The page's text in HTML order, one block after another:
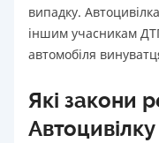
випадку.
іншим учасникам
автомобіля
Які закони